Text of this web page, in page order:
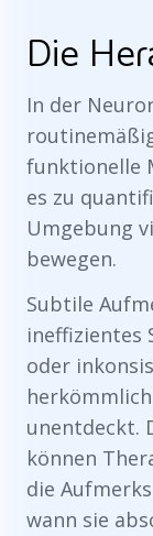
Die
In der
funktionelle
es zu
Umgebung
bewegen.
Subtile
ineffizientes
oder
unentdeckt.
können
die
wann sie